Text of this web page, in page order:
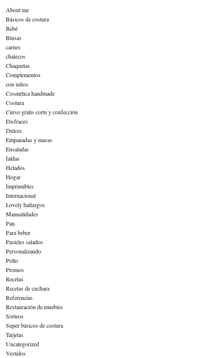
About me
Básicos de costura
Bebé
Blusas
carnes
chalecos
Chaquetas
Complementos
con niños
Cosmética handmade
Costura
Curso gratis corte y confección
Disfraces
Dulces
Empanadas y masas
Ensaladas
faldas
Helados
Hogar
Imprimibles
Internacional
Lovely hallazgos
Manualidades
Pan
Para beber
Pasteles salados
Personalizando
Pollo
Promos
Recetas
Recetas de cuchara
Referencias
Restauración de muebles
Sorteos
Super básicos de costura
Tarjetas
Uncategorized
Vestidos